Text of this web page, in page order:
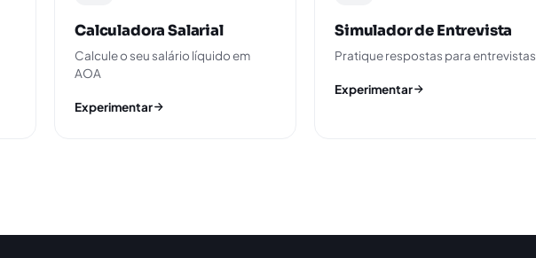
Calculadora Salarial
Calcule o seu salário líquido em
AOA
Experimentar
Simulador de Entrevista
Pratique respostas para entrevistas
Experimentar